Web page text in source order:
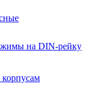
на DIN-рейку